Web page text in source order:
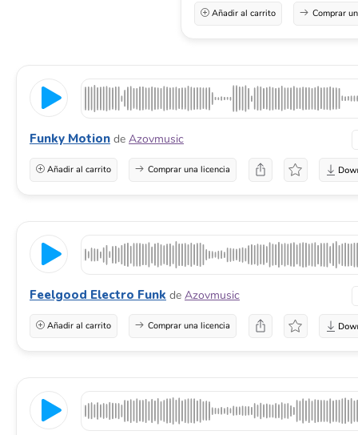
Añadir al carrito Comprar
Funky Motion de Azovmusic
Añadir al carrito Comprar una licencia
Feelgood Electro Funk de Azovmusic
Añadir al carrito Comprar una licencia